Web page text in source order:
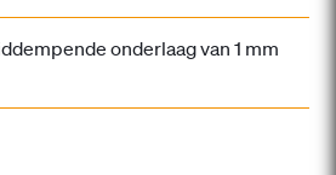
onderlaag van 1 mm